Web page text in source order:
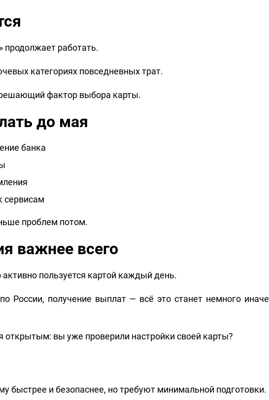
продолжает работать.
категориях повседневных трат.
фактор выбора карты.
до мая
банка
сервисам
проблем потом.
важнее всего
пользуется картой каждый день.
России, получение выплат — всё это станет немного иначе
открытым: вы уже проверили настройки своей карты?
быстрее и безопаснее, но требуют минимальной подготовки.